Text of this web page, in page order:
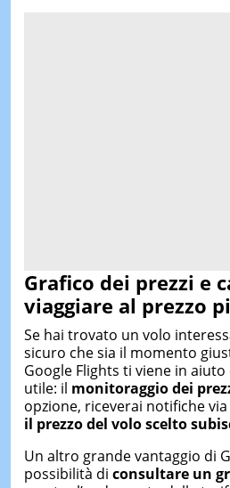
Grafico dei prezzi e
viaggiare al prezzo
Se hai trovato un volo
sicuro che sia il momento
Google Flights ti viene in
utile: il monitoraggio dei
opzione, riceverai notifiche
il prezzo del volo scelto
Un altro grande vantaggio di
possibilità di consultare un